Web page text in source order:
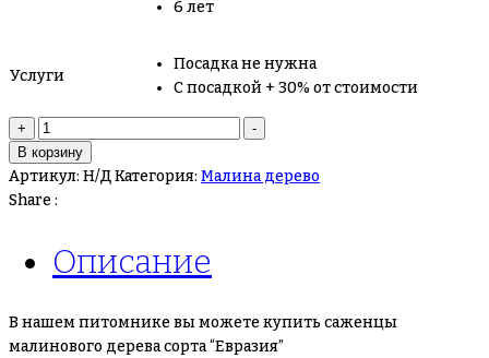
6 лет
Услуги
Посадка не нужна
С посадкой + 30% от стоимости
+
-
В корзину
Артикул: Н/ДКатегория: Малина дерево
Share :
Описание
В нашем питомнике вы можете купить саженцы
малинового дерева сорта “Евразия”